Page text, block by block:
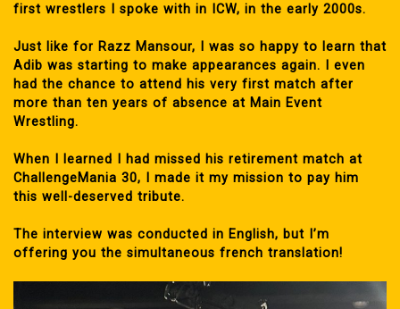
first wrestlers I spoke with in ICW, in the early 2000s.
Just like for Razz Mansour, I was so happy to learn that
Adib was starting to make appearances again. I even
had the chance to attend his very first match after
more than ten years of absence at Main Event
Wrestling.
When I learned I had missed his retirement match at
ChallengeMania 30, I made it my mission to pay him
this well-deserved tribute.
The interview was conducted in English, but I’m
offering you the simultaneous french translation!